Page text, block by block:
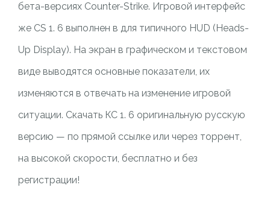
бета-версиях Counter-Strike. Игровой интерфейс
же CS 1. 6 выполнен в для типичного HUD (Heads-
Up Display). На экран в графическом и текстовом
виде выводятся основные показатели, их
изменяются в отвечать на изменение игровой
ситуации. Скачать КС 1. 6 оригинальную русскую
версию — по прямой ссылке или через торрент,
на высокой скорости, бесплатно и без
регистрации!